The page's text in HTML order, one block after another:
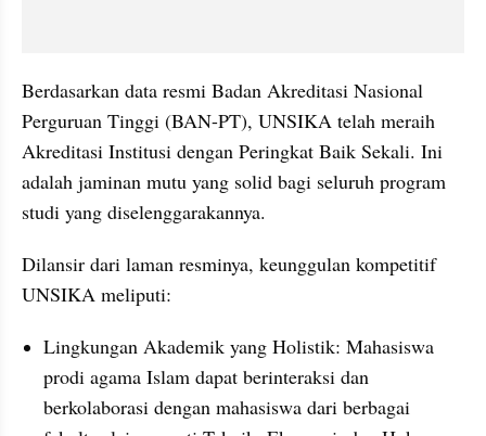
Berdasarkan data resmi Badan Akreditasi Nasional
Perguruan Tinggi (BAN-PT), UNSIKA telah meraih
Akreditasi Institusi dengan Peringkat Baik Sekali. Ini
adalah jaminan mutu yang solid bagi seluruh program
studi yang diselenggarakannya.
Dilansir dari laman resminya, keunggulan kompetitif
UNSIKA meliputi:
Lingkungan Akademik yang Holistik: Mahasiswa
prodi agama Islam dapat berinteraksi dan
berkolaborasi dengan mahasiswa dari berbagai